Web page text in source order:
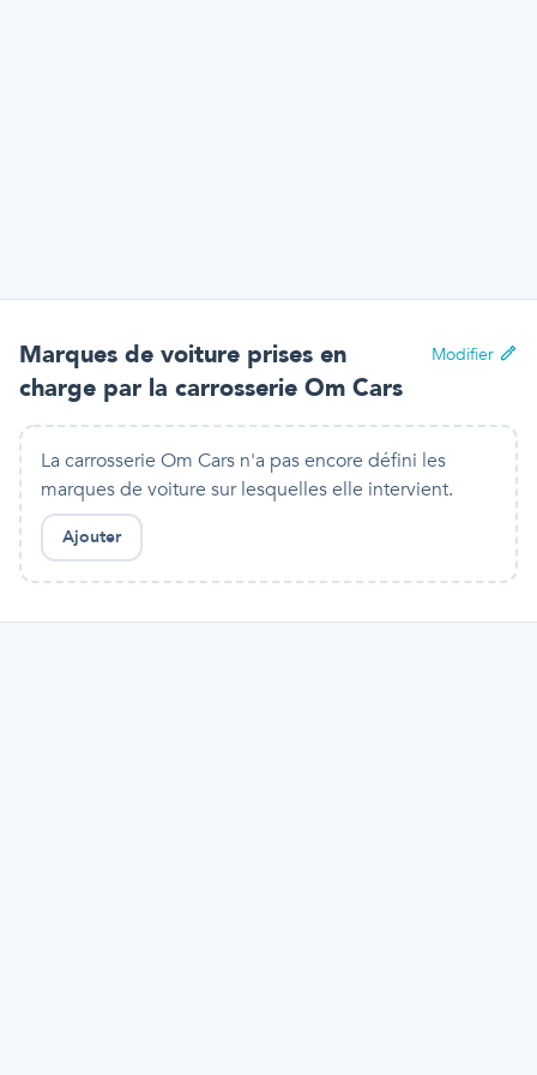
Marques de voiture prises en
charge par la carrosserie Om Cars
Modifier
La carrosserie Om Cars n'a pas encore défini les
marques de voiture sur lesquelles elle intervient.
Ajouter